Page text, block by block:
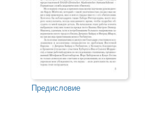
Предисловие